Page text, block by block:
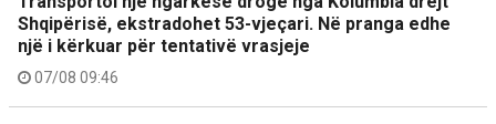
Shqipërisë, ekstradohet 53-vjeçari. Në pranga edhe
një i kërkuar për tentativë vrasjeje
07/08 09:46